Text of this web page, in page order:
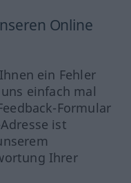
Online
ein Fehler
einfach mal
Formular
ist
Ihrer